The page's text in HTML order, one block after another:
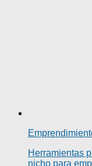
Herramientas
nicho para